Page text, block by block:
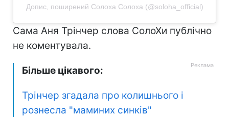
Допис, поширений Солоха Солоха (@soloha_official)
Сама Аня Трінчер слова СолоХи публічно
не коментувала.
Більше цікавого:
Трінчер згадала про колишнього і
рознесла "маминих синків"